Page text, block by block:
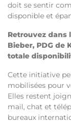
doit se sentir
disponible et
Retrouvez dans
Bieber, PDG de
totale
Cette initiative
mobilisées pour
Elles restent
mail, chat et
bureaux